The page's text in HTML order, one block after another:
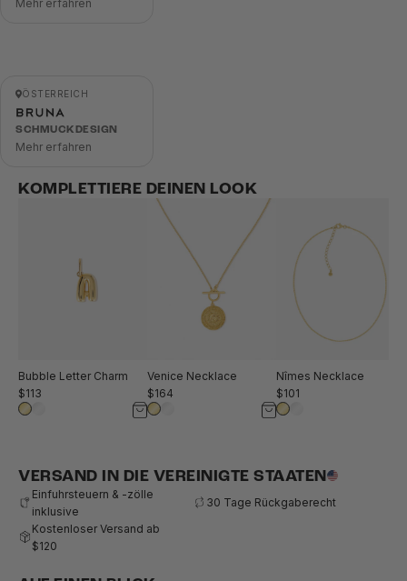
Mehr erfahren
ÖSTERREICH
SCHMUCKDESIGN
Mehr erfahren
KOMPLETTIERE DEINEN LOOK
Bubble Letter Charm
$113
Venice Necklace
$164
Nîmes Necklace
$101
VERSAND IN DIE VEREINIGTE STAATEN
Einfuhrsteuern & -zölle
inklusive
30 Tage Rückgaberecht
Kostenloser Versand ab
$120